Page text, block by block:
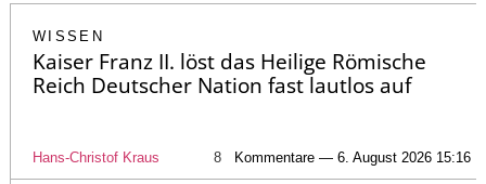
WISSEN
Kaiser Franz II. löst das Heilige Römische
Reich Deutscher Nation fast lautlos auf
Hans-Christof Kraus 8 Kommentare — 6. August 2026 15:16